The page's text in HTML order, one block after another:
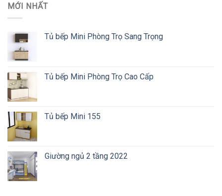
MỚI NHẤT
Tủ bếp Mini Phòng Trọ Sang Trọng
Tủ bếp Mini Phòng Trọ Cao Cấp
Tủ bếp Mini 155
Giường ngủ 2 tầng 2022